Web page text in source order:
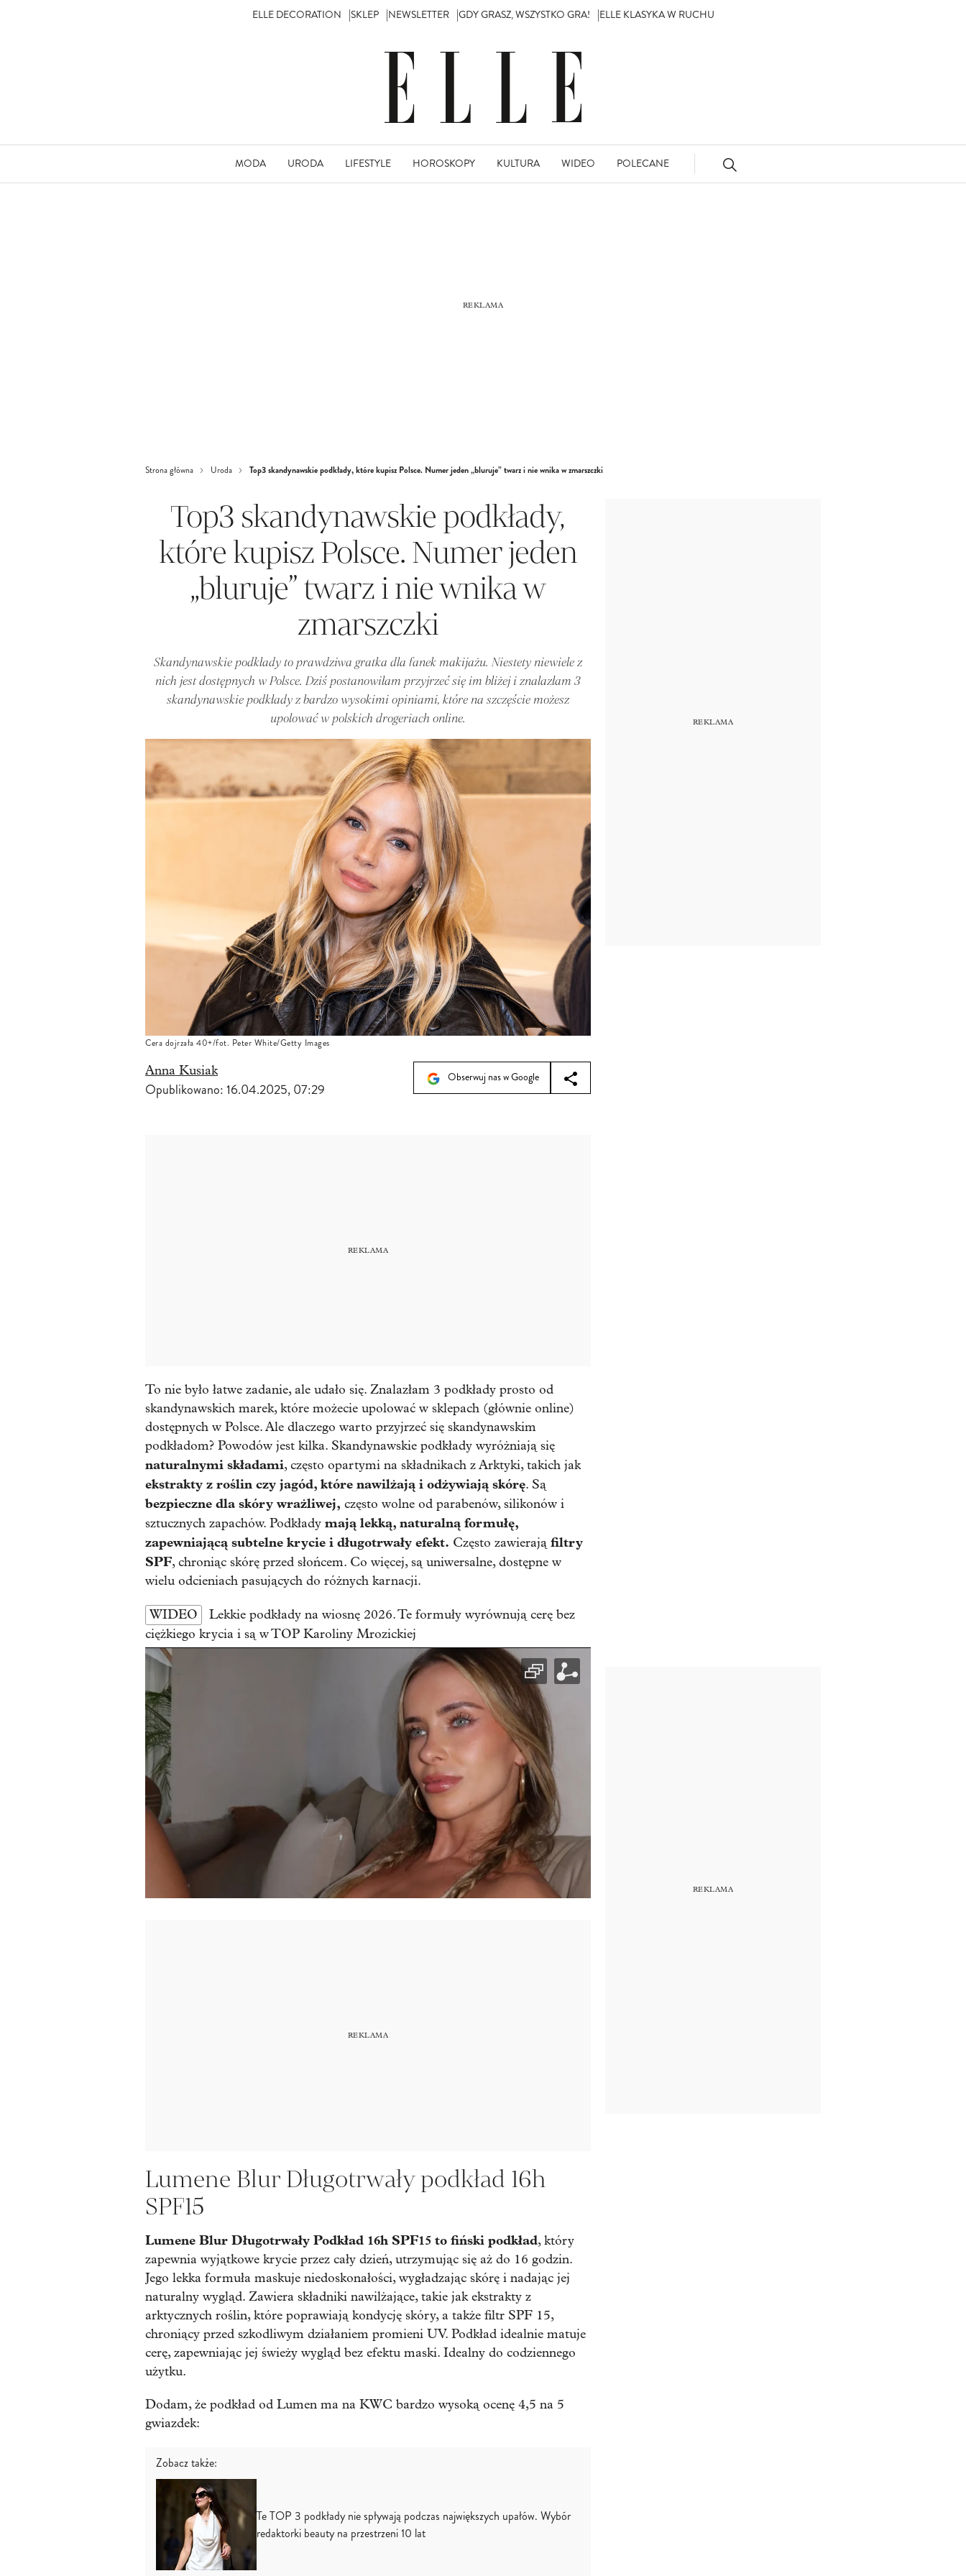
ELLE DECORATION SKLEP NEWSLETTER GDY GRASZ, WSZYSTKO GRA! ELLE KLASYKA W RUCHU
MODA URODA LIFESTYLE HOROSKOPY KULTURA WIDEO POLECANE
Strona główna Uroda Top3 skandynawskie podkłady, które kupisz Polsce. Numer jeden „bluruje” twarz i nie wnika w zmarszczki
Top3 skandynawskie podkłady,
które kupisz Polsce. Numer jeden
„bluruje” twarz i nie wnika w
zmarszczki
Skandynawskie podkłady to prawdziwa gratka dla fanek makijażu. Niestety niewiele z
nich jest dostępnych w Polsce. Dziś postanowiłam przyjrzeć się im bliżej i znalazłam 3
skandynawskie podkłady z bardzo wysokimi opiniami, które na szczęście możesz
upolować w polskich drogeriach online.
Cera dojrzała 40+/fot. Peter White/Getty Images
Anna Kusiak
Opublikowano:16.04.2025, 07:29
Obserwuj nas w Google
To nie było łatwe zadanie, ale udało się. Znalazłam 3 podkłady prosto od
skandynawskich marek, które możecie upolować w sklepach (głównie online)
dostępnych w Polsce. Ale dlaczego warto przyjrzeć się skandynawskim
podkładom? Powodów jest kilka. Skandynawskie podkłady wyróżniają się
naturalnymi składami, często opartymi na składnikach z Arktyki, takich jak
ekstrakty z roślin czy jagód, które nawilżają i odżywiają skórę. Są
bezpieczne dla skóry wrażliwej, często wolne od parabenów, silikonów i
sztucznych zapachów. Podkłady mają lekką, naturalną formułę,
zapewniającą subtelne krycie i długotrwały efekt. Często zawierają filtry
SPF, chroniąc skórę przed słońcem. Co więcej, są uniwersalne, dostępne w
wielu odcieniach pasujących do różnych karnacji.
WIDEO
Lekkie podkłady na wiosnę 2026. Te formuły wyrównują cerę bez
ciężkiego krycia i są w TOP Karoliny Mrozickiej
Lumene Blur Długotrwały podkład 16h
SPF15
Lumene Blur Długotrwały Podkład 16h SPF15 to fiński podkład, który
zapewnia wyjątkowe krycie przez cały dzień, utrzymując się aż do 16 godzin.
Jego lekka formuła maskuje niedoskonałości, wygładzając skórę i nadając jej
naturalny wygląd. Zawiera składniki nawilżające, takie jak ekstrakty z
arktycznych roślin, które poprawiają kondycję skóry, a także filtr SPF 15,
chroniący przed szkodliwym działaniem promieni UV. Podkład idealnie matuje
cerę, zapewniając jej świeży wygląd bez efektu maski. Idealny do codziennego
użytku.
Dodam, że podkład od Lumen ma na KWC bardzo wysoką ocenę 4,5 na 5
gwiazdek:
Zobacz także:
Te TOP 3 podkłady nie spływają podczas największych upałów. Wybór
redaktorki beauty na przestrzeni 10 lat